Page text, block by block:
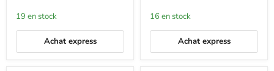
19 en stock
Achat express
en
taupe
16 en stock
Achat express